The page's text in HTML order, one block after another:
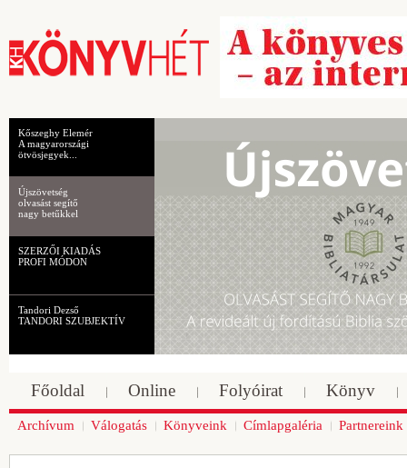
Kőszeghy Elemér
A magyarországi
ötvösjegyek...
Újszövetség
olvasást segítő
nagy betűkkel
SZERZŐI KIADÁS
PROFI MÓDON
Tandori Dezső
TANDORI SZUBJEKTÍV
Főoldal Online Folyóirat Könyv
Archívum Válogatás Könyveink Címlapgaléria Partnereink